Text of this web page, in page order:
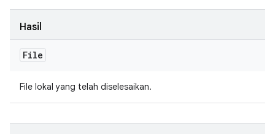
Hasil
File
File lokal yang telah diselesaikan.